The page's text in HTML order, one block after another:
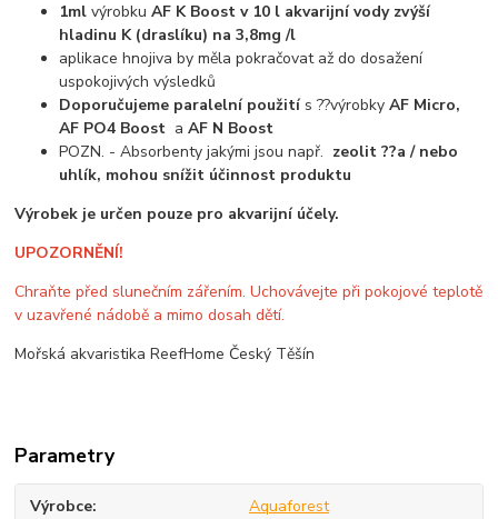
1mlvýrobkuAF K Boost v 10 l akvarijní vody zvýší
hladinu K (draslíku) na 3,8mg /l
aplikace hnojiva by měla pokračovat až do dosažení
uspokojivých výsledků
Doporučujeme paralelní použití s ??výrobkyAF Micro,
AF PO4 Boost aAF N Boost
POZN. - Absorbenty jakými jsou např. zeolit ??a / nebo
uhlík, mohou snížit účinnost produktu
Výrobek je určen pouze pro akvarijní účely.
UPOZORNĚNÍ!
Chraňte před slunečním zářením. Uchovávejte při pokojové teplotě
v uzavřené nádobě a mimo dosah dětí.
Mořská akvaristika ReefHome Český Těšín
Parametry
Výrobce Aquaforest